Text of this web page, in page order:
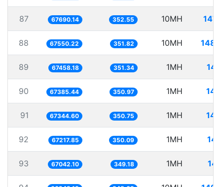
87 67690.14 352.55 10MH
88 67550.22 351.82 10MH
89 67458.18 351.34 1MH
90 67385.44 350.97 1MH
91 67344.60 350.75 1MH
92 67217.85 350.09 1MH
93 67042.10 349.18 1MH